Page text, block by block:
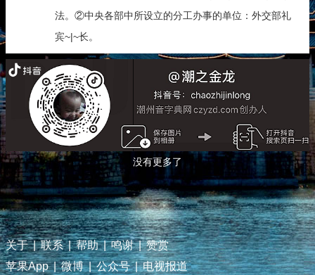
法。②中央各部中所设立的分工办事的单位：外交部礼
宾~|~长。
没有更多了
关于 | 联系 | 帮助 | 鸣谢 | 赞赏
苹果App | 微博 | 公众号 | 电视报道